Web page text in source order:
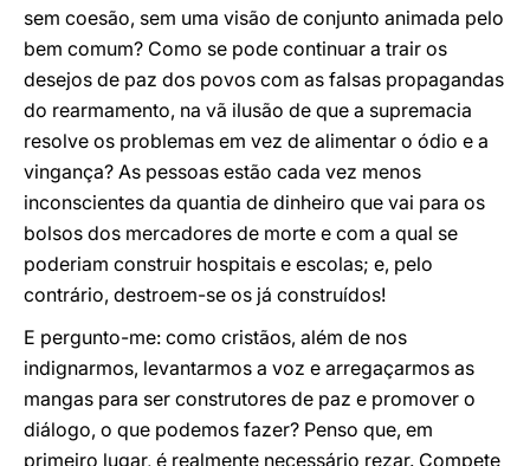
sem coesão, sem uma visão de conjunto animada pelo
bem comum? Como se pode continuar a trair os
desejos de paz dos povos com as falsas propagandas
do rearmamento, na vã ilusão de que a supremacia
resolve os problemas em vez de alimentar o ódio e a
vingança? As pessoas estão cada vez menos
inconscientes da quantia de dinheiro que vai para os
bolsos dos mercadores de morte e com a qual se
poderiam construir hospitais e escolas; e, pelo
contrário, destroem-se os já construídos!
E pergunto-me: como cristãos, além de nos
indignarmos, levantarmos a voz e arregaçarmos as
mangas para ser construtores de paz e promover o
diálogo, o que podemos fazer? Penso que, em
primeiro lugar, é realmente necessário rezar. Compete